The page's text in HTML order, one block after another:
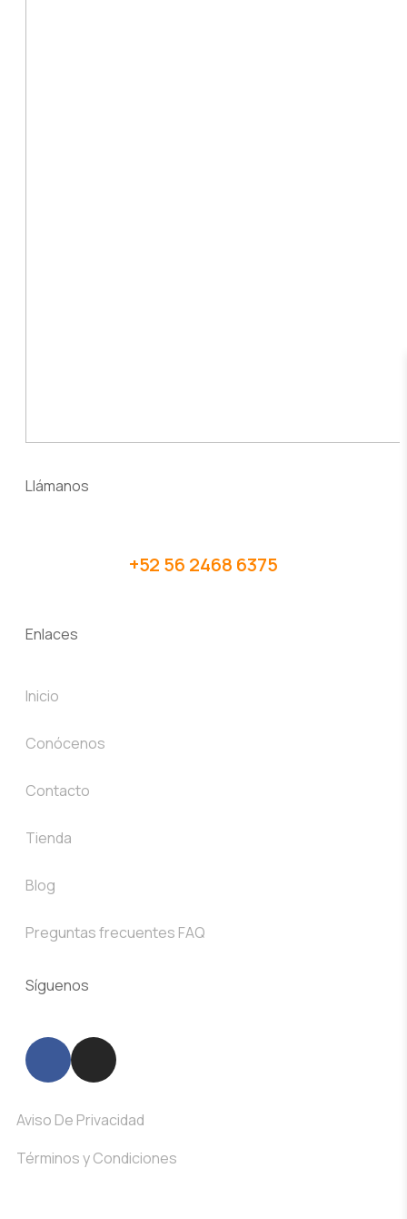
Llámanos
+52 56 2468 6375
Enlaces
Inicio
Conócenos
Contacto
Tienda
Blog
Preguntas frecuentes FAQ
Síguenos
Aviso De Privacidad
Términos y Condiciones